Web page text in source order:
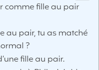
comme fille au pair
au pair, tu as matché
?
fille au pair.